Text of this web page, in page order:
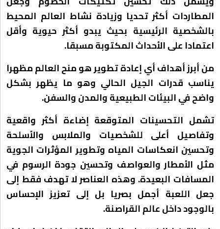
المطاردات أكثر تحديا وزيادة نشاط العالم المحيط
بالشخصية الرئيسية بحيث يبدو أكثر حيوية وأقل
اعتمادا على الأحداث المكتوبة مسبقا.
من أبرز أهداف أي إعادة تطوير هو منح العالم مظهرا
يناسب قدرات الجيل الحالي وهو ما يظهر بشكل
واضح في البيئات الطبيعية والمدن والسفن.
تشمل التحسينات المتوقعة إضاءة أكثر واقعية
وتفاصيل أعلى للشخصيات والملابس والأسلحة
وتحسين انعكاسات المياه وتطوير المؤثرات الجوية
مثل الأمطار والعواصف وتحسين جودة الرسوم في
المسافات البعيدة. وهذه العناصر لا تهدف فقط إلى
جعل اللعبة أجمل بصريا بل إلى تعزيز الإحساس
بالوجود داخل عالم القراصنة.